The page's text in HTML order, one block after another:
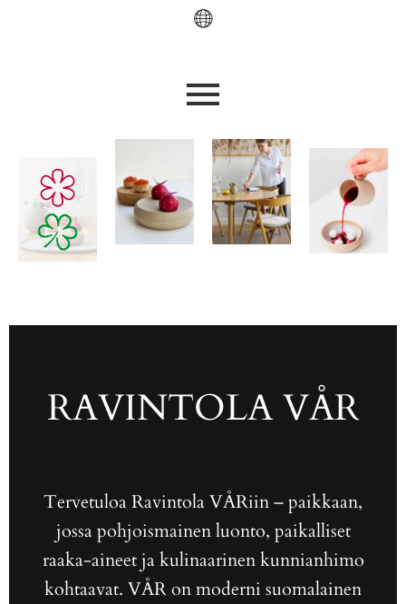
RAVINTOLA VÅR
Tervetuloa Ravintola VÅRiin – paikkaan,
jossa pohjoismainen luonto, paikalliset
raaka-aineet ja kulinaarinen kunnianhimo
kohtaavat. VÅR on moderni suomalainen